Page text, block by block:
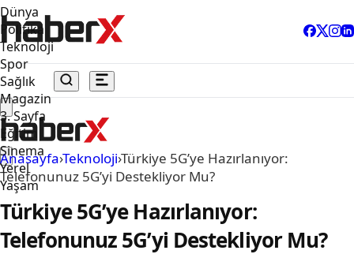
Dünya
Politika
Teknoloji
Spor
Sağlık
Magazin
3. Sayfa
Eğitim
Sinema
Yerel
Yaşam
Anasayfa›Teknoloji›Türkiye 5G’ye Hazırlanıyor:
Telefonunuz 5G’yi Destekliyor Mu?
Türkiye 5G’ye Hazırlanıyor:
Telefonunuz 5G’yi Destekliyor Mu?